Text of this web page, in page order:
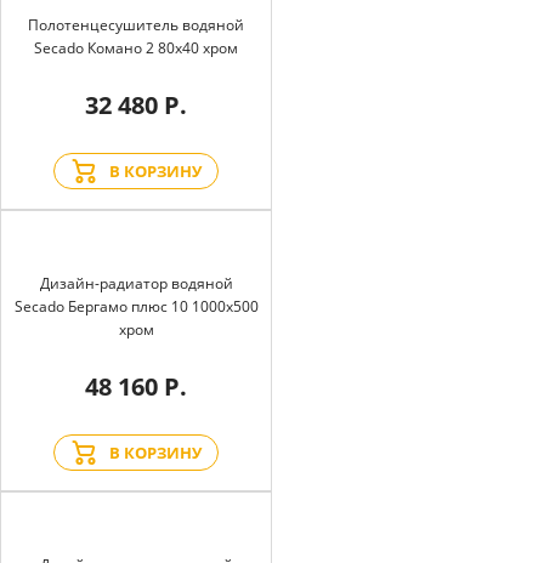
Полотенцесушитель водяной
Secado Комано 2 80x40 хром
32 480 Р.
В КОРЗИНУ
Дизайн-радиатор водяной
Secado Бергамо плюс 10 1000x500
хром
48 160 Р.
В КОРЗИНУ